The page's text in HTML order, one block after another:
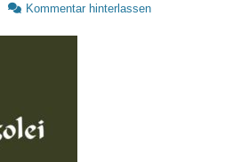
Kommentar hinterlassen